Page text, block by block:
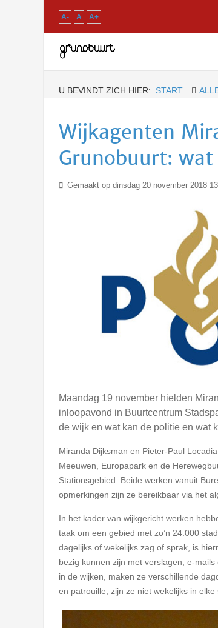
A- A A+
U BEVINDT ZICH HIER: START
Wijkagenten
Grunobuurt:
Gemaakt op dinsdag 20 november 2018
Maandag 19 november hielden
inloopavond in Buurtcentrum
de wijk en wat kan de politie en wat
Miranda Dijksman en Pieter-Paul Locadia
Meeuwen, Europapark en de
Stationsgebied. Beide werken vanuit
opmerkingen zijn ze bereikbaar via het
In het kader van wijkgericht werken
taak om een gebied met zo’n 24.000
dagelijks of wekelijks zag of sprak, is
bezig kunnen zijn met verslagen, e-
in de wijken, maken ze verschillende
en patrouille, zijn ze niet wekelijks in elke